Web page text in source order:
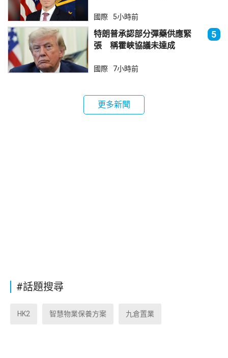
國際 5小時前
特朗普承認部分彈藥供應緊
張 稱霍峽協議未達成
5
國際 7小時前
更多新聞
#話題搜尋
HK2 智慧物業保養方案 九倉置業